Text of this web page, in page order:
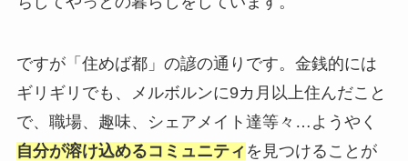
ですが「住めば都」の諺の通りです。金銭的には
ギリギリでも、メルボルンに9カ月以上住んだこと
で、職場、趣味、シェアメイト達等々…ようやく
自分が溶け込めるコミュニティ を見つけることが